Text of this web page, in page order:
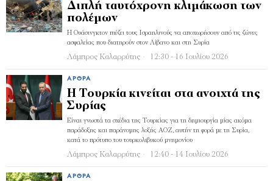
Διπλή ταυτόχρονη κλιμάκωση των
πολέμων
Η Ουάσινγκτον πιέζει τους Ισραηλινούς να αποχωρήσουν από τις ζώνες
ασφαλείας που διατηρούν στον Λίβανο και στη Συρία
Λάμπρος Καλαρρύτης 12:30 - 16 Ιουλίου 2026
ΆΡΘΡΑ
Η Τουρκία κινείται στα ανοιχτά της
Συρίας
Είναι γνωστά τα σχέδια της Τουρκίας για τη δημιουργία μίας ακόμα
παράδοξης και παράνομης λοξής ΑΟΖ, αυτήν τη φορά με τη Συρία,
κατά το πρότυπο του τουρκολιβυκού μνημονίου
Λάμπρος Καλαρρύτης 12:40 - 14 Ιουλίου 2026
ΆΡΘΡΑ